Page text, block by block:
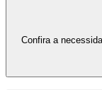
Confira a